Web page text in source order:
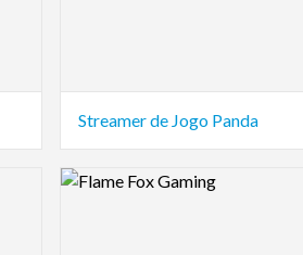
Streamer de Jogo Panda
Logo Preview Image